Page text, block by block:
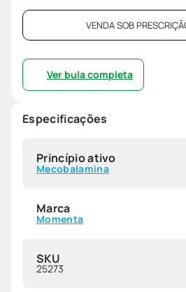
VENDA SOB
Ver bula completa
Especificações
Princípio ativo
Mecobalamina
Marca
Momenta
SKU
25273